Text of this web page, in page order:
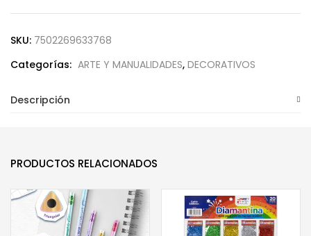
SKU: 7502269633768
Categorías: ARTE Y MANUALIDADES, DECORATIVOS
Descripción
PRODUCTOS RELACIONADOS